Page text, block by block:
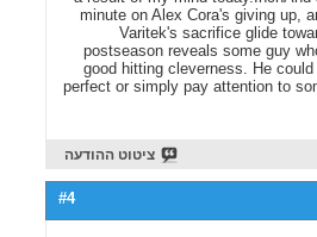
minute on Alex Cora's giving up,
Varitek's sacrifice glide
postseason reveals some guy
good hitting cleverness. He
perfect or simply pay attention to
ציטוט ההודעה
#4